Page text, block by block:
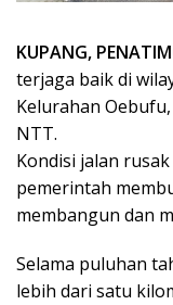
KUPANG,
terjaga baik di
Kelurahan
NTT.
Kondisi jalan
pemerintah
membangun dan
Selama puluhan
lebih dari satu